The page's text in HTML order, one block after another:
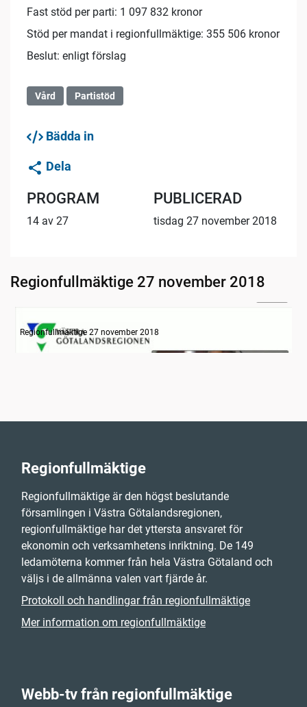
Fast stöd per parti: 1 097 832 kronor
Stöd per mandat i regionfullmäktige: 355 506 kronor
Beslut: enligt förslag
Vård Partistöd
Bädda in
Dela
PROGRAM
14 av 27
PUBLICERAD
tisdag 27 november 2018
Regionfullmäktige 27 november 2018
Information
Regionfullmäktige 27 november 2018
Regionfullmäktige
Regionfullmäktige är den högst beslutande
församlingen i Västra Götalandsregionen,
regionfullmäktige har det yttersta ansvaret för
ekonomin och verksamhetens inriktning. De 149
ledamöterna kommer från hela Västra Götaland och
väljs i de allmänna valen vart fjärde år.
Protokoll och handlingar från regionfullmäktige
Mer information om regionfullmäktige
Webb-tv från regionfullmäktige